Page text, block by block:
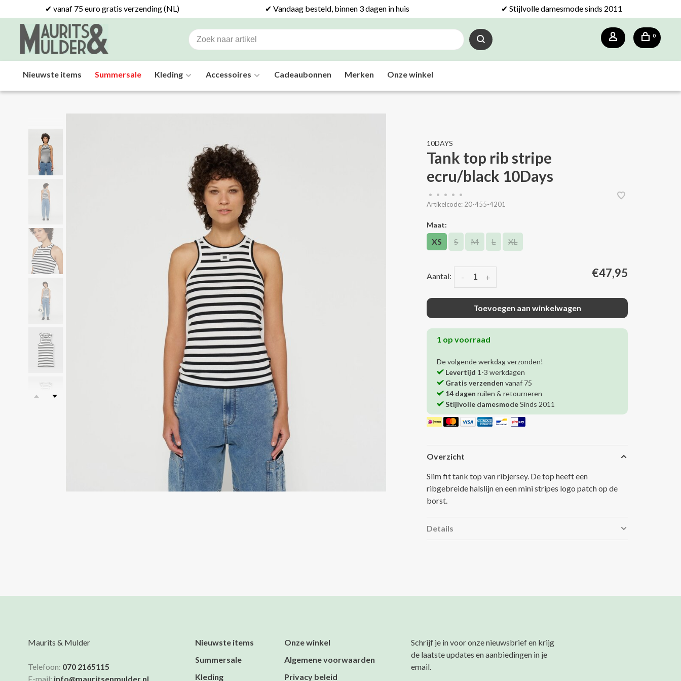
✔ vanaf 75 euro gratis verzending (NL) ✔ Vandaag besteld, binnen 3 dagen in huis ✔ Stijlvolle damesmode sinds 2011
0
Nieuwste items Summersale Kleding Accessoires Cadeaubonnen Merken Onze winkel
10DAYS
Tank top rib stripe
ecru/black 10Days
• • • •
•
Artikelcode: 20-455-4201
Maat:
XS S M L XL
Aantal: +
- €47,95
Toevoegen aan winkelwagen
1 op voorraad
De volgende werkdag verzonden!
Levertijd 1-3 werkdagen
Gratis verzenden vanaf 75
14 dagen ruilen & retourneren
Stijlvolle damesmodeSinds 2011
Overzicht
Slim fit tank top van ribjersey. De top heeft een
ribgebreide halslijn en een mini stripes logo patch op de
borst.
Details
Maurits & Mulder
Telefoon: 070 2165115
E-mail: info@mauritsenmulder.nl
Nieuwste items
Summersale
Kleding
Onze winkel
Algemene voorwaarden
Privacy beleid
Schrijf je in voor onze nieuwsbrief en krijg
de laatste updates en aanbiedingen in je
email.